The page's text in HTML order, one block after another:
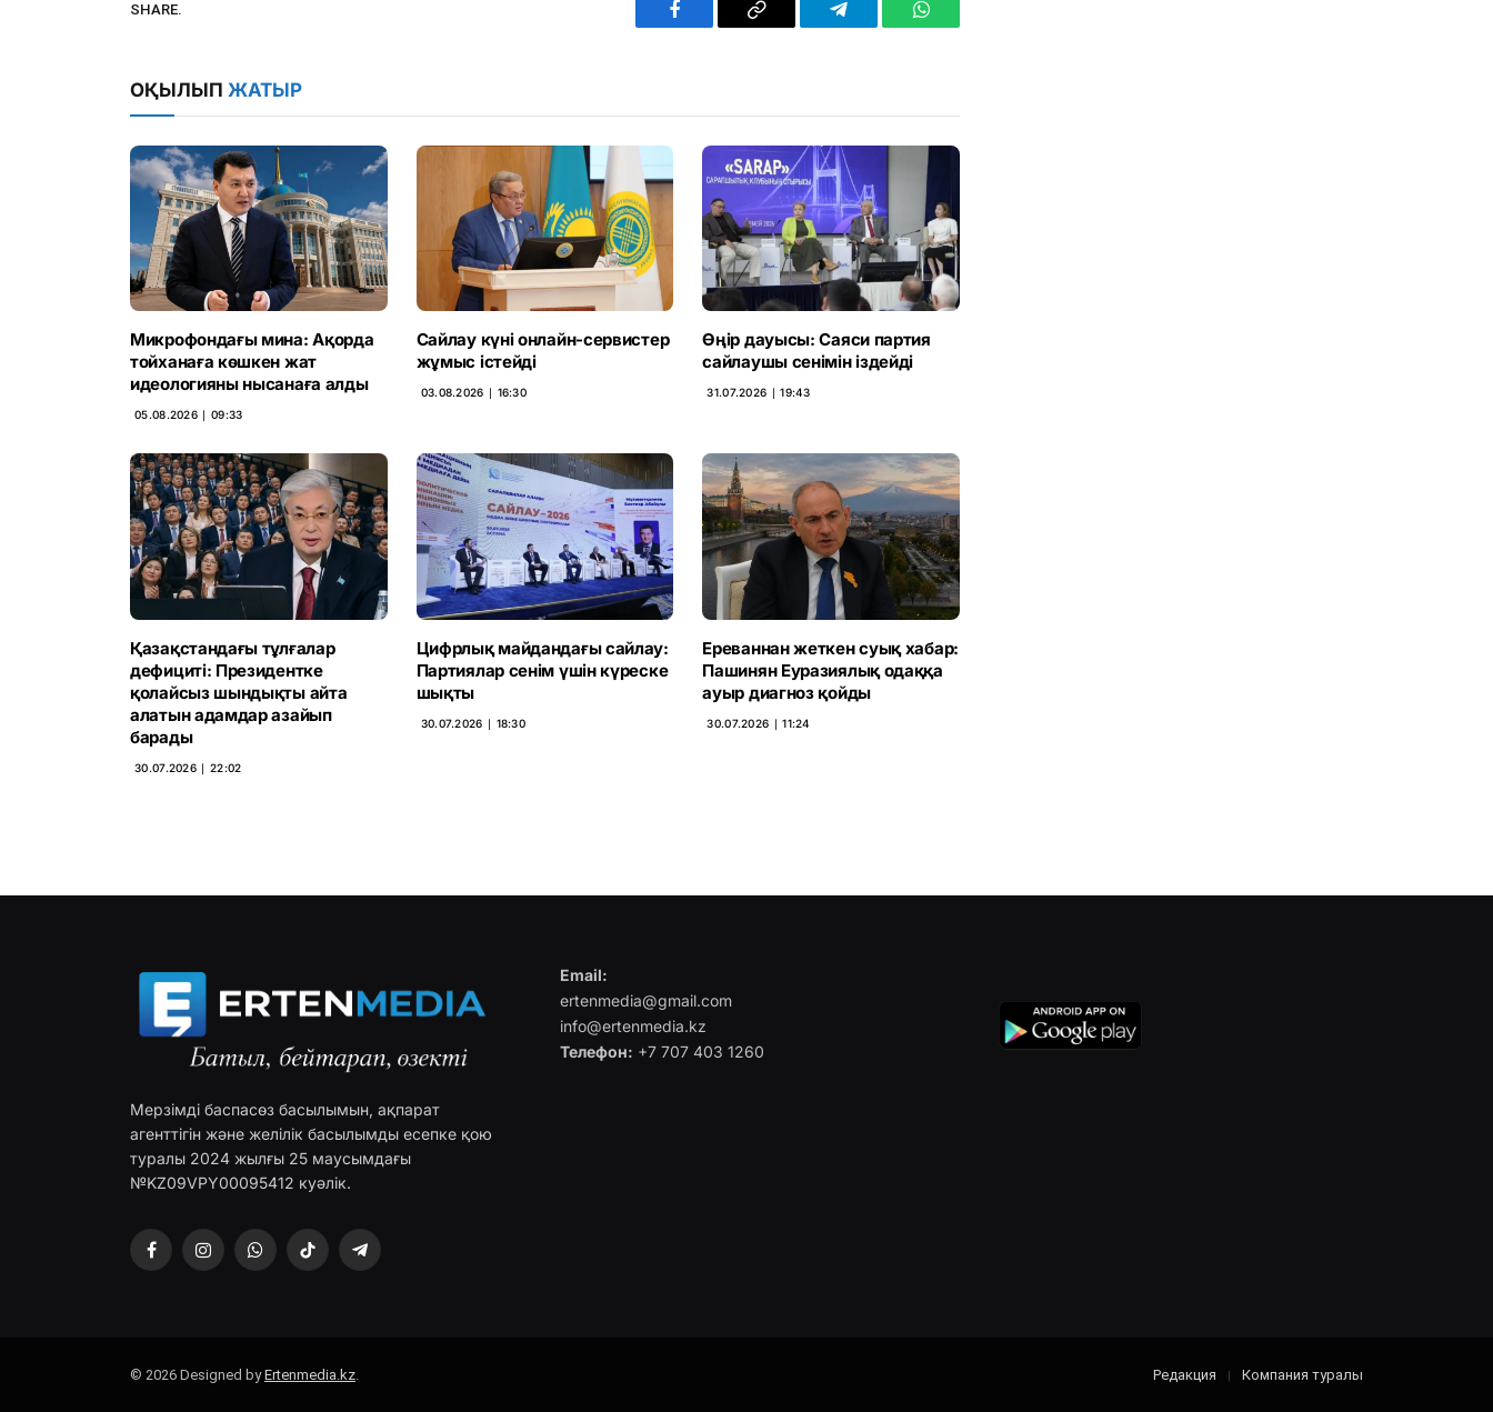
SHARE.
Facebook Copy
Telegram WhatsApp
ОҚЫЛЫП ЖАТЫР
Микрофондағы мина: Ақорда
тойханаға көшкен жат
идеологияны нысанаға алды
05.08.2026 ∣ 09:33
Сайлау күні онлайн-сервистер
жұмыс істейді
03.08.2026 ∣ 16:30
Өңір дауысы: Саяси партия
сайлаушы сенімін іздейді
31.07.2026 ∣ 19:43
Қазақстандағы тұлғалар
дефициті: Президентке
қолайсыз шындықты айта
алатын адамдар азайып
барады
30.07.2026 ∣ 22:02
Цифрлық майдандағы сайлау:
Партиялар сенім үшін күреске
шықты
30.07.2026 ∣ 18:30
Ереваннан жеткен суық хабар:
Пашинян Еуразиялық одаққа
ауыр диагноз қойды
30.07.2026 ∣ 11:24
Мерзімді баспасөз басылымын, ақпарат
агенттігін және желілік басылымды есепке қою
туралы 2024 жылғы 25 маусымдағы
№KZ09VPY00095412 куәлік.
FacebookInstagramWhatsAppTikTok Telegram
Email:
ertenmedia@gmail.com
info@ertenmedia.kz
Телефон: +7 707 403 1260
© 2026 Designed byErtenmedia.kz. Редакция Компания туралы